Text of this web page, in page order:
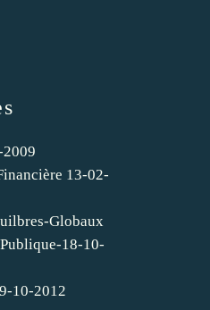
13-02-
Globaux
18-10-
10-2012